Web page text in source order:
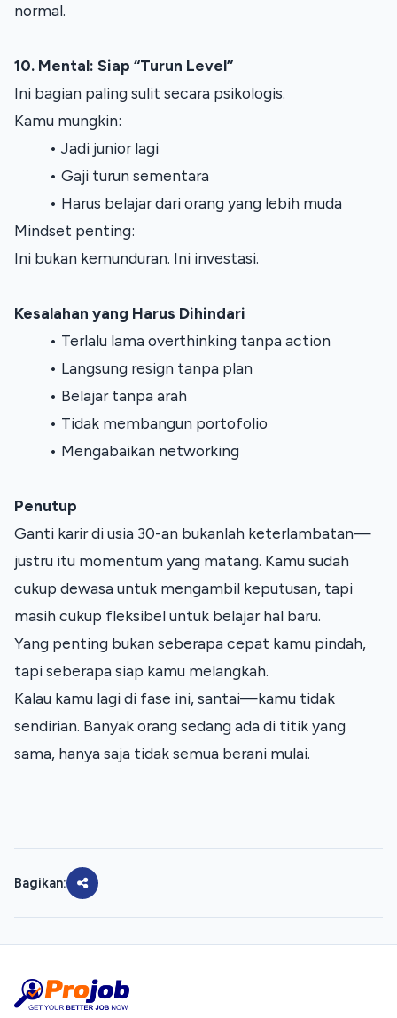
normal.
10. Mental: Siap “Turun Level”
Ini bagian paling sulit secara psikologis.
Kamu mungkin:
Jadi junior lagi
Gaji turun sementara
Harus belajar dari orang yang lebih muda
Mindset penting:
Ini bukan kemunduran. Ini investasi.
Kesalahan yang Harus Dihindari
Terlalu lama overthinking tanpa action
Langsung resign tanpa plan
Belajar tanpa arah
Tidak membangun portofolio
Mengabaikan networking
Penutup
Ganti karir di usia 30-an bukanlah keterlambatan—
justru itu momentum yang matang. Kamu sudah
cukup dewasa untuk mengambil keputusan, tapi
masih cukup fleksibel untuk belajar hal baru.
Yang penting bukan seberapa cepat kamu pindah,
tapi seberapa siap kamu melangkah.
Kalau kamu lagi di fase ini, santai—kamu tidak
sendirian. Banyak orang sedang ada di titik yang
sama, hanya saja tidak semua berani mulai.
Bagikan: